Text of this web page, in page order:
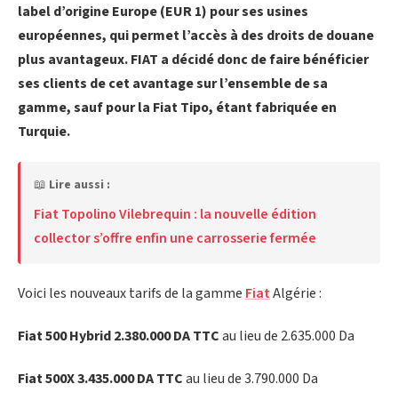
label d’origine Europe (EUR 1) pour ses usines
européennes, qui permet l’accès à des droits de douane
plus avantageux. FIAT a décidé donc de faire bénéficier
ses clients de cet avantage sur l’ensemble de sa
gamme, sauf pour la Fiat Tipo, étant fabriquée en
Turquie.
📖 Lire aussi :
Fiat Topolino Vilebrequin : la nouvelle édition
collector s’offre enfin une carrosserie fermée
Voici les nouveaux tarifs de la gamme FiatAlgérie :
Fiat 500 Hybrid 2.380.000 DA TTCau lieu de 2.635.000 Da
Fiat 500X 3.435.000 DA TTCau lieu de 3.790.000 Da